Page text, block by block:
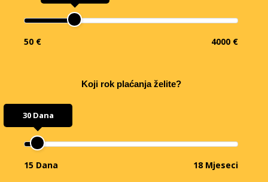
50 € 4000 €
Koji rok plaćanja želite?
30 Dana
15 Dana 18 Mjeseci